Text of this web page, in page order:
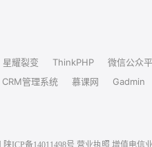
星耀裂变 ThinkPHP 微信公众
CRM管理系统 慕课网 Gadmin
陕ICP备14011498号 营业执照 增值电信